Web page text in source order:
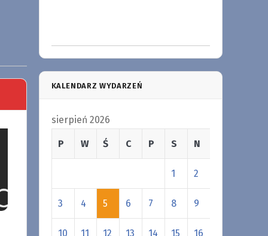
KALENDARZ WYDARZEŃ
sierpień 2026
P W Ś C P S N
1 2
3 4 5 6 7 8 9
10 11 12 13 14 15 16